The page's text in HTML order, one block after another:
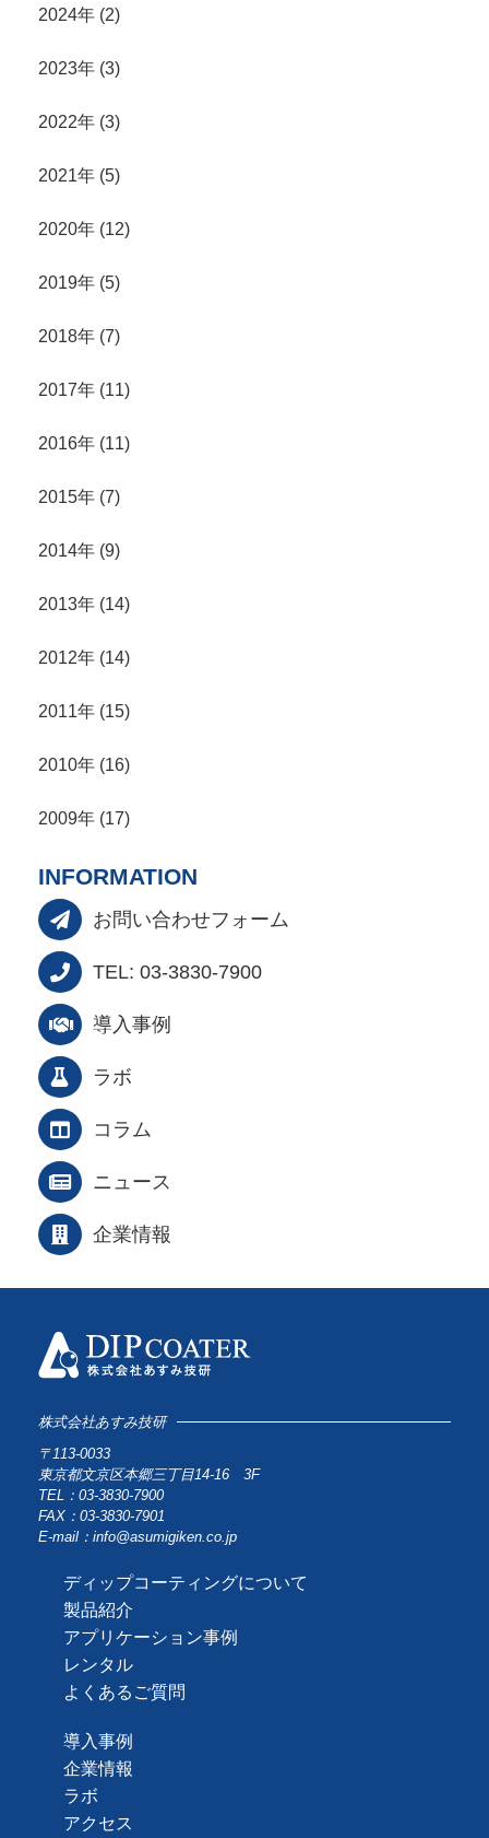
2024年 (2)
2023年 (3)
2022年 (3)
2021年 (5)
2020年 (12)
2019年 (5)
2018年 (7)
2017年 (11)
2016年 (11)
2015年 (7)
2014年 (9)
2013年 (14)
2012年 (14)
2011年 (15)
2010年 (16)
2009年 (17)
INFORMATION
お問い合わせフォーム
TEL: 03-3830-7900
導入事例
ラボ
コラム
ニュース
企業情報
株式会社あすみ技研
〒113-0033
東京都文京区本郷三丁目14-16 3F
TEL：03-3830-7900
FAX：03-3830-7901
E-mail：info@asumigiken.co.jp
ディップコーティングについて
製品紹介
アプリケーション事例
レンタル
よくあるご質問
導入事例
企業情報
ラボ
アクセス